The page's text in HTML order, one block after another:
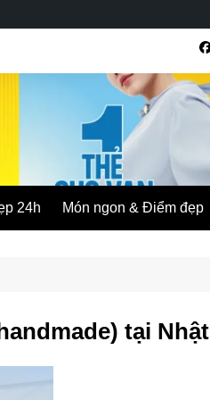
24h Món ngon & Điểm đẹp
tại Nhật